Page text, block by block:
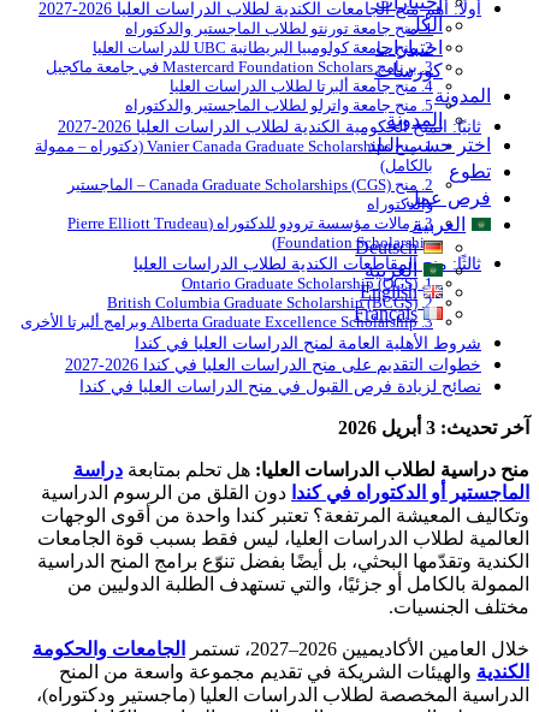
الكل
اختبارات
كورسات
المدونة
المدونة
اختر حسب البلد
تطوع
فرص عمل
العربية
Deutsch
العربية
English
Français
أولًا: أهم منح الجامعات الكندية لطلاب الدراسات العليا 2026-2027
1. منح جامعة تورنتو لطلاب الماجستير والدكتوراه
2. منح جامعة كولومبيا البريطانية UBC للدراسات العليا
3. برنامج Mastercard Foundation Scholars في جامعة ماكجيل
4. منح جامعة ألبرتا لطلاب الدراسات العليا
5. منح جامعة واترلو لطلاب الماجستير والدكتوراه
ثانيًا: المنح الحكومية الكندية لطلاب الدراسات العليا 2026-2027
1. منح Vanier Canada Graduate Scholarships (دكتوراه – ممولة
بالكامل)
2. منح Canada Graduate Scholarships (CGS) – الماجستير
والدكتوراه
3. زمالات مؤسسة ترودو للدكتوراه (Pierre Elliott Trudeau
Foundation Scholarship)
ثالثًا: منح المقاطعات الكندية لطلاب الدراسات العليا
1. Ontario Graduate Scholarship (OGS)
2. British Columbia Graduate Scholarship (BCGS)
3. Alberta Graduate Excellence Scholarship وبرامج ألبرتا الأخرى
شروط الأهلية العامة لمنح الدراسات العليا في كندا
خطوات التقديم على منح الدراسات العليا في كندا 2026-2027
نصائح لزيادة فرص القبول في منح الدراسات العليا في كندا
آخر تحديث: 3 أبريل 2026
منح دراسية لطلاب الدراسات العليا: هل تحلم بمتابعة دراسة
الماجستير أو الدكتوراه في كندا دون القلق من الرسوم الدراسية
وتكاليف المعيشة المرتفعة؟ تعتبر كندا واحدة من أقوى الوجهات
العالمية لطلاب الدراسات العليا، ليس فقط بسبب قوة الجامعات
الكندية وتقدّمها البحثي، بل أيضًا بفضل تنوّع برامج المنح الدراسية
الممولة بالكامل أو جزئيًا، والتي تستهدف الطلبة الدوليين من
مختلف الجنسيات.
خلال العامين الأكاديميين 2026–2027، تستمر
الجامعات والحكومة
الكندية والهيئات الشريكة في تقديم مجموعة واسعة من المنح
الدراسية المخصصة لطلاب الدراسات العليا (ماجستير ودكتوراه)،